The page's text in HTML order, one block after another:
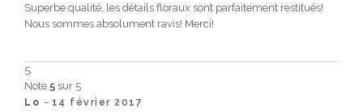
Superbe qualité, les détails floraux sont parfaitement restitués!
Nous sommes absolument ravis! Merci!
Note 5 sur 5
Lo – 14 février 2017